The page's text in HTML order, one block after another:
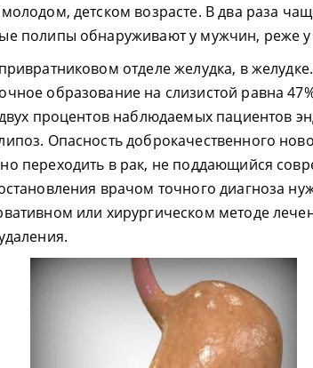
детском возрасте. В два раза
полипы обнаруживают у мужчин, реже
отделе желудка, в
образование на слизистой равна
процентов наблюдаемых пациентов
Опасность доброкачественного
переходить в рак, не поддающийся
врачом точного диагноза
или хирургическом методе